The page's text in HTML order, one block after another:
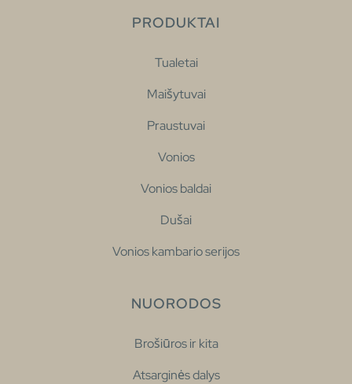
PRODUKTAI
Tualetai
Maišytuvai
Praustuvai
Vonios
Vonios baldai
Dušai
Vonios kambario serijos
NUORODOS
Brošiūros ir kita
Atsarginės dalys